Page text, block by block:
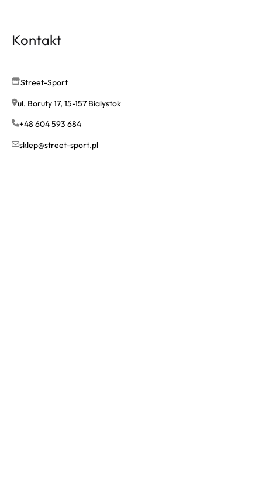
Kontakt
Street-Sport
ul. Boruty 17, 15-157 Bialystok
+48 604 593 684
sklep@street-sport.pl